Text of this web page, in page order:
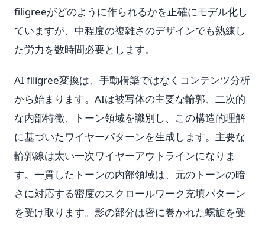
filigreeがどのように作られるかを正確にモデル化し
ていますが、中程度の複雑さのデザインでも熟練し
た労力を数時間必要とします。
AI filigree変換は、手動構築ではなくコンテンツ分析
から始まります。AIは被写体の主要な輪郭、二次的
な内部特徴、トーン領域を識別し、この構造的理解
に基づいたワイヤーパターンを生成します。主要な
輪郭線は太い一次ワイヤーアウトラインになりま
す。一貫したトーンの内部領域は、元のトーンの暗
さに対応する密度のスクロールワーク充填パターン
を受け取ります。影の部分は密に巻かれた螺旋を受